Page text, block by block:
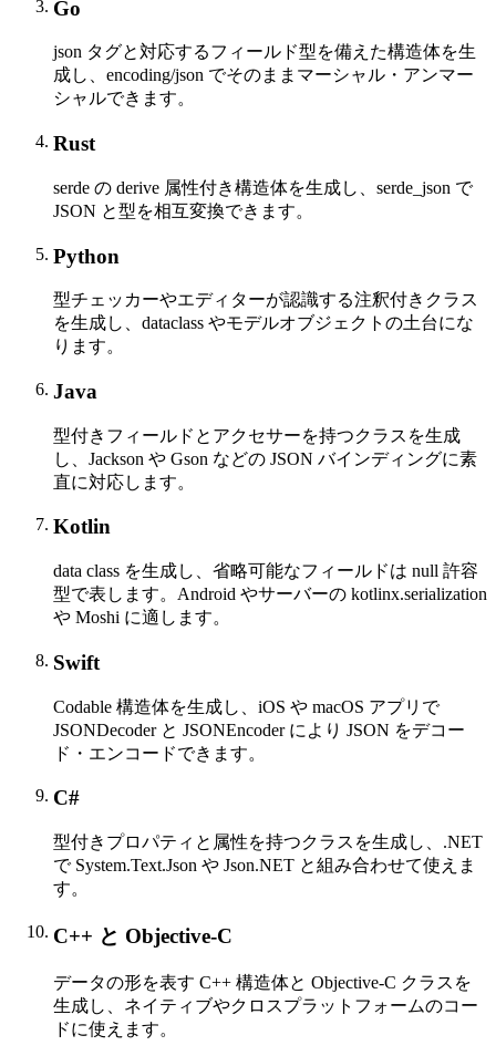
Go
json タグと対応するフィールド型を備えた構造体を生
成し、encoding/json でそのままマーシャル・アンマー
シャルできます。
Rust
serde の derive 属性付き構造体を生成し、serde_json で
JSON と型を相互変換できます。
Python
型チェッカーやエディターが認識する注釈付きクラス
を生成し、dataclass やモデルオブジェクトの土台にな
ります。
Java
型付きフィールドとアクセサーを持つクラスを生成
し、Jackson や Gson などの JSON バインディングに素
直に対応します。
Kotlin
data class を生成し、省略可能なフィールドは null 許容
型で表します。Android やサーバーの kotlinx.serialization
や Moshi に適します。
Swift
Codable 構造体を生成し、iOS や macOS アプリで
JSONDecoder と JSONEncoder により JSON をデコー
ド・エンコードできます。
C#
型付きプロパティと属性を持つクラスを生成し、.NET
で System.Text.Json や Json.NET と組み合わせて使えま
す。
C++ と Objective-C
データの形を表す C++ 構造体と Objective-C クラスを
生成し、ネイティブやクロスプラットフォームのコー
ドに使えます。